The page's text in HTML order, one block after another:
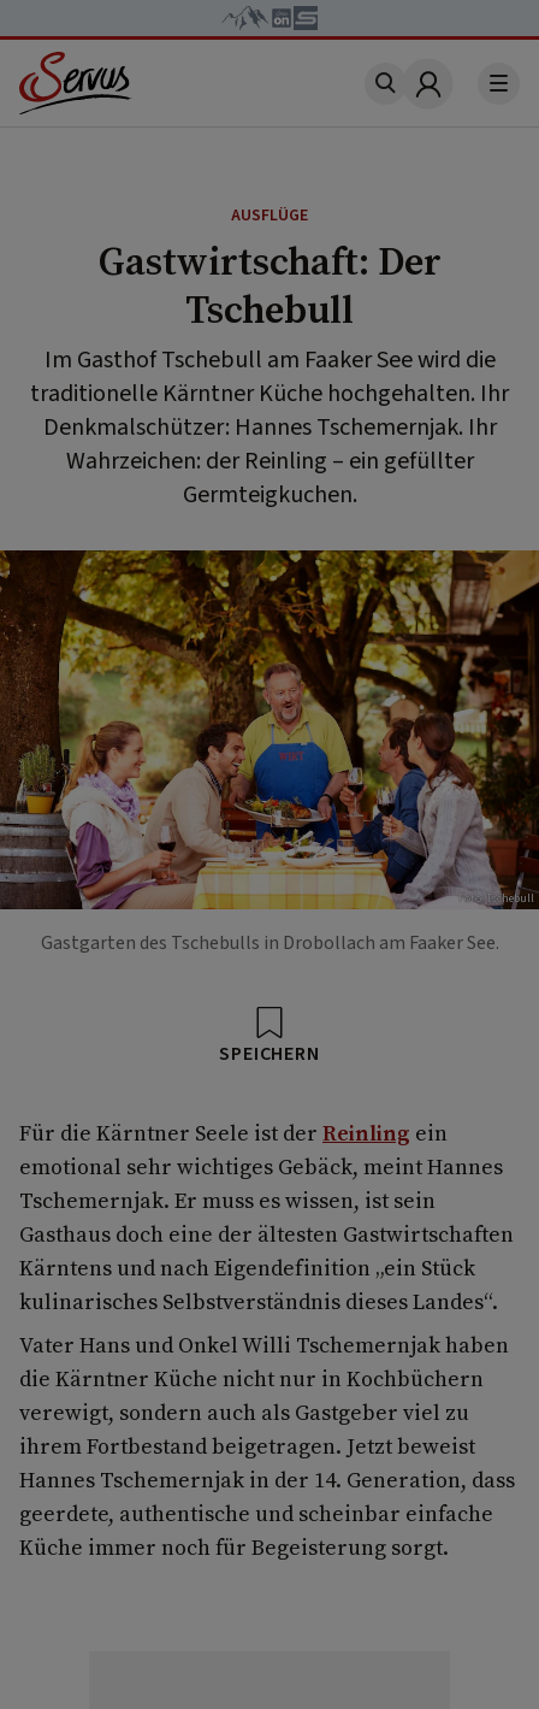
Account
AUSFLÜGE
Gastwirtschaft: Der
Tschebull
Im Gasthof Tschebull am Faaker See wird die
traditionelle Kärntner Küche hochgehalten. Ihr
Denkmalschützer: Hannes Tschemernjak. Ihr
Wahrzeichen: der Reinling – ein gefüllter
Germteigkuchen.
Foto: Tschebull
Gastgarten des Tschebulls in Drobollach am Faaker See.
SPEICHERN
Für die Kärntner Seele ist der Reinling ein
emotional sehr wichtiges Gebäck, meint Hannes
Tschemernjak. Er muss es wissen, ist sein
Gasthaus doch eine der ältesten Gastwirtschaften
Kärntens und nach Eigendefinition „ein Stück
kulinarisches Selbstverständnis dieses Landes“.
Vater Hans und Onkel Willi Tschemernjak haben
die Kärntner Küche nicht nur in Kochbüchern
verewigt, sondern auch als Gastgeber viel zu
ihrem Fortbestand beigetragen. Jetzt beweist
Hannes Tschemernjak in der 14. Generation, dass
geerdete, authentische und scheinbar einfache
Küche immer noch für Begeisterung sorgt.